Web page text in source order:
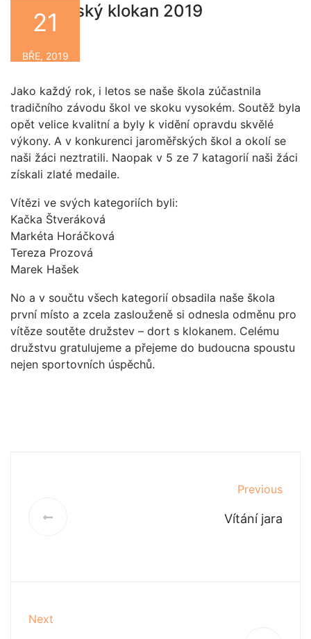
Jaroměřský klokan 2019
21
BŘE, 2019
Jako každý rok, i letos se naše škola zúčastnila
tradičního závodu škol ve skoku vysokém. Soutěž byla
opět velice kvalitní a byly k vidění opravdu skvělé
výkony. A v konkurenci jaroměřských škol a okolí se
naši žáci neztratili. Naopak v 5 ze 7 katagorií naši žáci
získali zlaté medaile.
Vítězi ve svých kategoriích byli:
Kačka Štveráková
Markéta Horáčková
Tereza Prozová
Marek Hašek
No a v součtu všech kategorií obsadila naše škola
první místo a zcela zaslouženě si odnesla odměnu pro
vítěze soutěte družstev – dort s klokanem. Celému
družstvu gratulujeme a přejeme do budoucna spoustu
nejen sportovních úspěchů.
Previous
Vítání jara
Next